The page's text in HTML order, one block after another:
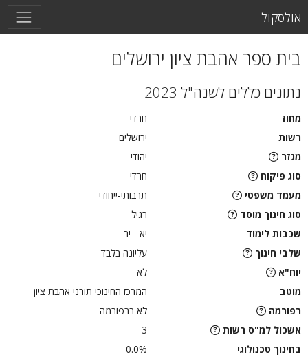
אולסקול
בית ספר אהבת ציון ירושלים
נתונים כללים לשנה"ל 2023
מחוז
חרדי
רשות
ירושלים
מגזר
יהודי
סוג פיקוח
חרדי
מעמד משפטי
תרבותי-ייחודי
סוג חינוך מוסד
רגיל
שכבות לימוד
יא - יב
שלבי חינוך
עליונה בלבד
יוח"א
לא
מוטב
המרכז החינוכי תורני אהבת ציון
רפורמה
לא ברפורמה
אשכול למ"ס רשות
3
בחינוך טכנולוגי
0.0%